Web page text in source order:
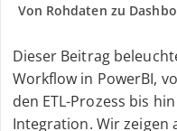
Von Rohdaten zu
Dieser Beitrag
Workflow in PowerBI,
den ETL-Prozess bis
Integration. Wir zeigen